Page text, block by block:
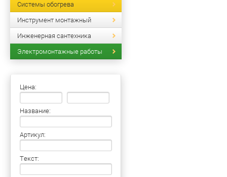
Системы обогрева
Инструмент монтажный
Инженерная сантехника
Электромонтажные работы
Цена:
Название:
Артикул:
Текст: